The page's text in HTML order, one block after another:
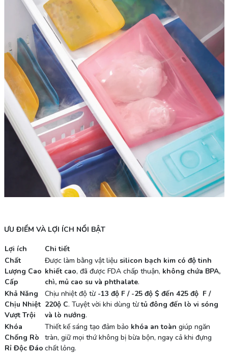
ƯU ĐIỂM VÀ LỢI ÍCH NỔI BẬT
Lợi ích
Chi tiết
Chất
Lượng Cao
Cấp
Được làm bằng vật liệu silicon bạch kim có độ tinh
khiết cao, đã được FDA chấp thuận, không chứa BPA,
chì, mủ cao su và phthalate.
Khả Năng
Chịu Nhiệt
Vượt Trội
Chịu nhiệt độ từ -13 độ F / -25 độ $ đến 425 độ F /
220ộ C. Tuyệt vời khi dùng từtủ đông đến lò vi sóng
và lò nướng.
Khóa
Chống Rò
Rỉ Độc Đáo
Thiết kế sáng tạo đảm bảo khóa an toàn giúp ngăn
tràn, giữ mọi thứ không bị bừa bộn, ngay cả khi đựng
chất lỏng.